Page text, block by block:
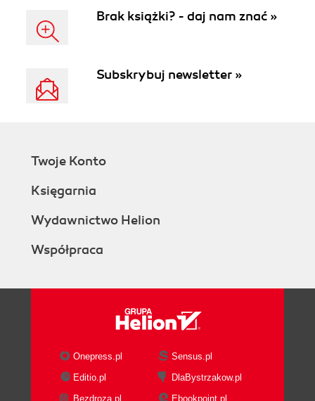
Brak książki? - daj nam znać »
Subskrybuj newsletter »
Twoje Konto
Księgarnia
Wydawnictwo Helion
Współpraca
Onepress.pl
Sensus.pl
Editio.pl
DlaBystrzakow.pl
Bezdroza.pl
Ebookpoint.pl